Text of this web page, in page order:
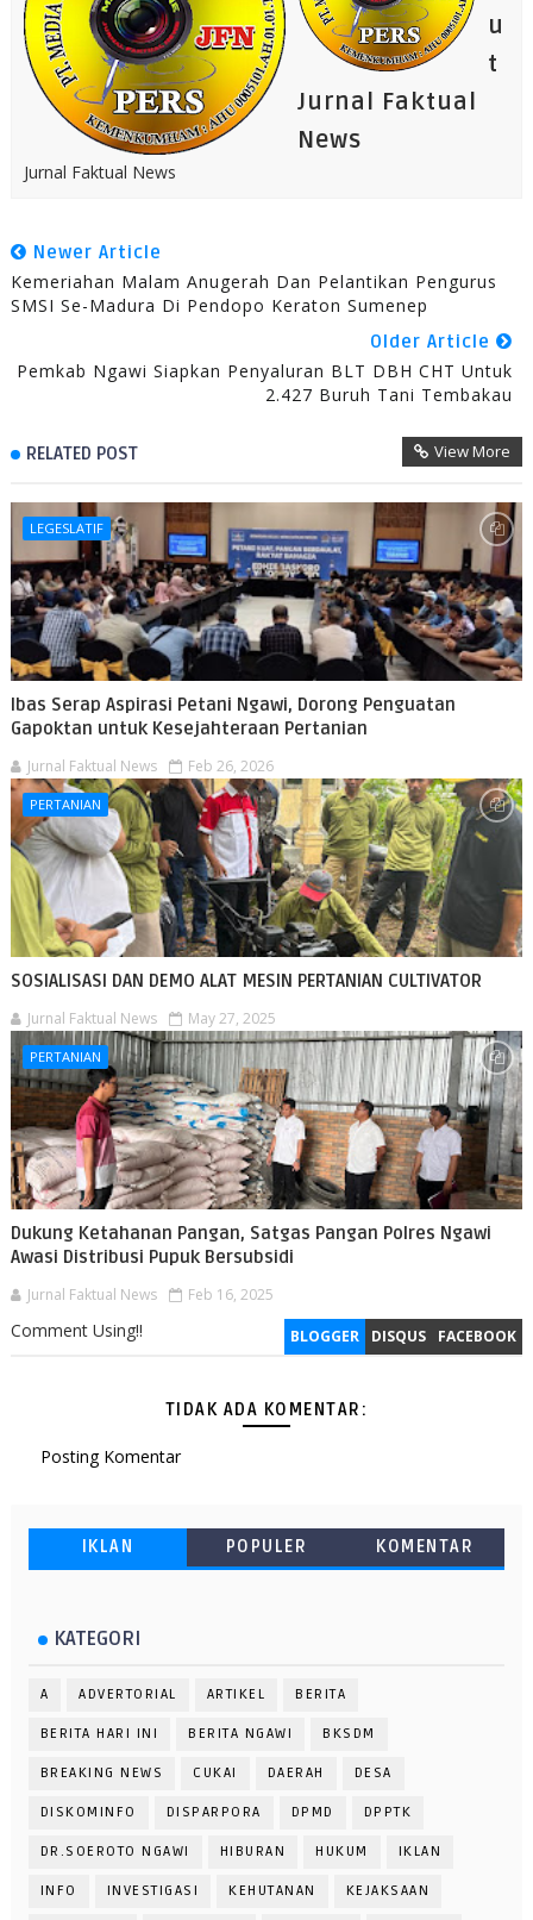
u
t
Jurnal Faktual
News
Jurnal Faktual News
Newer Article
Kemeriahan Malam Anugerah Dan Pelantikan Pengurus
SMSI Se-Madura Di Pendopo Keraton Sumenep
Older Article
Pemkab Ngawi Siapkan Penyaluran BLT DBH CHT Untuk
2.427 Buruh Tani Tembakau
RELATED POST View More
LEGESLATIF
Ibas Serap Aspirasi Petani Ngawi, Dorong Penguatan
Gapoktan untuk Kesejahteraan Pertanian
Jurnal Faktual News Feb 26, 2026
PERTANIAN
SOSIALISASI DAN DEMO ALAT MESIN PERTANIAN CULTIVATOR
Jurnal Faktual News May 27, 2025
PERTANIAN
Dukung Ketahanan Pangan, Satgas Pangan Polres Ngawi
Awasi Distribusi Pupuk Bersubsidi
Jurnal Faktual News Feb 16, 2025
BLOGGER DISQUS FACEBOOK
Comment Using!!
TIDAK ADA KOMENTAR:
Posting Komentar
IKLAN POPULER KOMENTAR
KATEGORI
A ADVERTORIAL ARTIKEL BERITA
BERITA HARI INI BERITA NGAWI BKSDM
BREAKING NEWS CUKAI DAERAH DESA
DISKOMINFO DISPARPORA DPMD DPPTK
DR.SOEROTO NGAWI HIBURAN HUKUM IKLAN
INFO INVESTIGASI KEHUTANAN KEJAKSAAN